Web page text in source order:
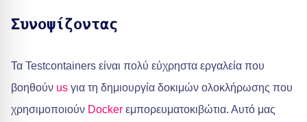
Συνοψίζοντας
Τα Testcontainers είναι πολύ εύχρηστα εργαλεία που
βοηθούν us για τη δημιουργία δοκιμών ολοκλήρωσης που
χρησιμοποιούν Docker εμπορευματοκιβώτια. Αυτό μας